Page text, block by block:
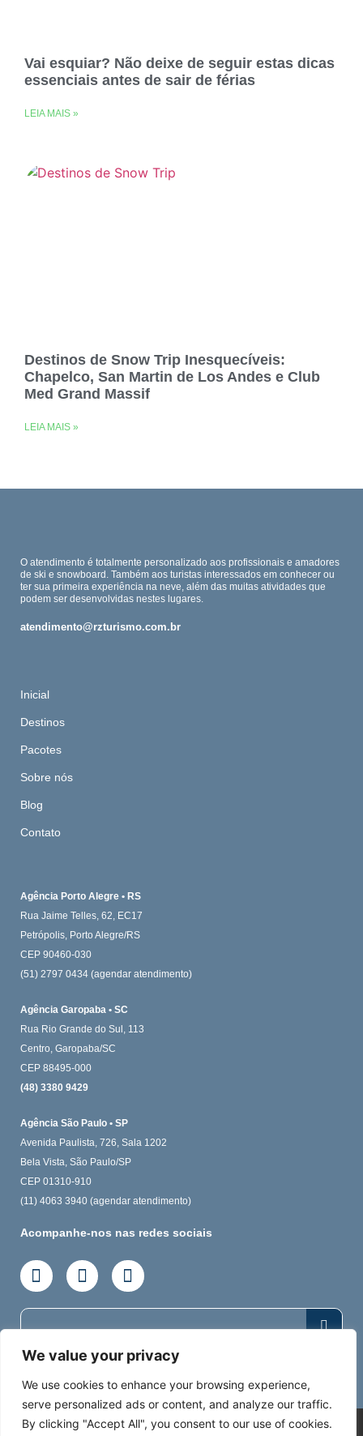
We value your privacy
We use cookies to enhance your browsing experience,
serve personalized ads or content, and analyze our traffic.
By clicking "Accept All", you consent to our use of cookies.
Vai esquiar? Não deixe de seguir estas dicas
essenciais antes de sair de férias
LEIA MAIS »
Destinos de Snow Trip Inesquecíveis:
Chapelco, San Martin de Los Andes e Club
Med Grand Massif
LEIA MAIS »
O atendimento é totalmente personalizado aos profissionais e amadores
de ski e snowboard. Também aos turistas interessados em conhecer ou
ter sua primeira experiência na neve, além das muitas atividades que
podem ser desenvolvidas nestes lugares.
atendimento@rzturismo.com.br
Inicial
Destinos
Pacotes
Sobre nós
Blog
Contato
Agência Porto Alegre • RS
Rua Jaime Telles, 62, EC17
Petrópolis, Porto Alegre/RS
CEP 90460-030
(51) 2797 0434 (agendar atendimento)
Agência Garopaba • SC
Rua Rio Grande do Sul, 113
Centro, Garopaba/SC
CEP 88495-000
(48) 3380 9429
Agência São Paulo • SP
Avenida Paulista, 726, Sala 1202
Bela Vista, São Paulo/SP
CEP 01310-910
(11) 4063 3940 (agendar atendimento)
Acompanhe-nos nas redes sociais